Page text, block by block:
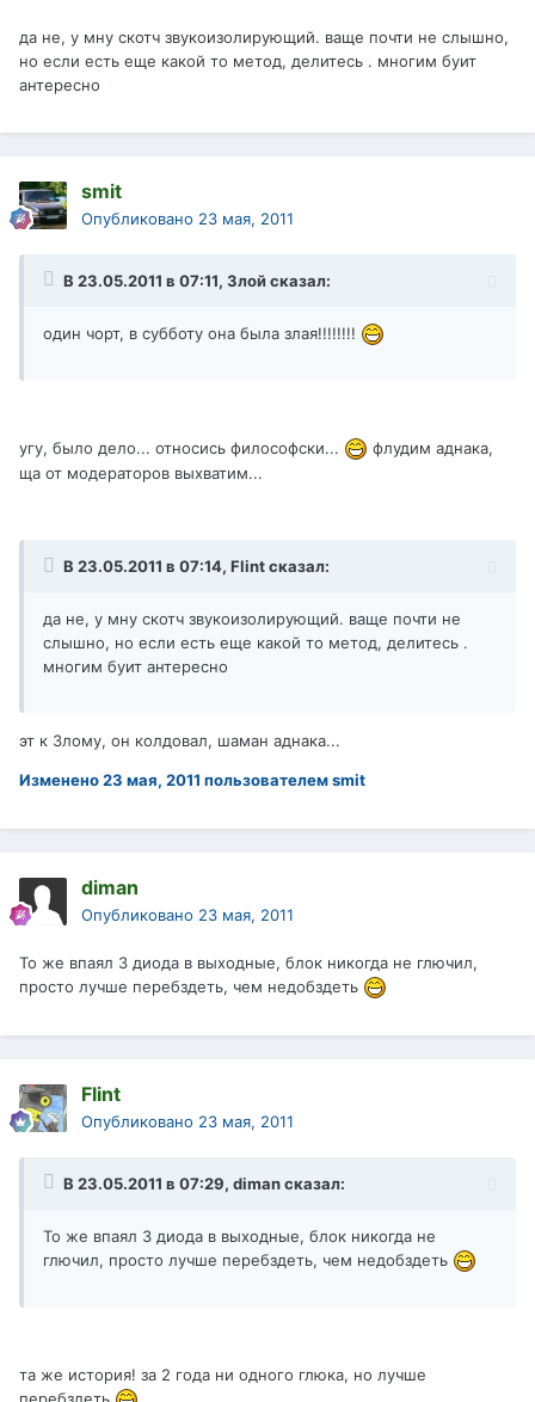
да не, у мну скотч звукоизолирующий. ваще почти не слышно,
но если есть еще какой то метод, делитесь . многим буит
антересно
smit
Опубликовано 23 мая, 2011
В 23.05.2011 в 07:11, Злой сказал:
один чорт, в субботу она была злая!!!!!!!!
угу, было дело... относись философски...
флудим аднака,
ща от модераторов выхватим...
В 23.05.2011 в 07:14, Flint сказал:
да не, у мну скотч звукоизолирующий. ваще почти не
слышно, но если есть еще какой то метод, делитесь .
многим буит антересно
эт к Злому, он колдовал, шаман аднака...
Изменено23 мая, 2011 пользователем smit
diman
Опубликовано 23 мая, 2011
То же впаял 3 диода в выходные, блок никогда не глючил,
просто лучше перебздеть, чем недобздеть
Flint
Опубликовано 23 мая, 2011
В 23.05.2011 в 07:29, diman сказал:
То же впаял 3 диода в выходные, блок никогда не
глючил, просто лучше перебздеть, чем недобздеть
та же история! за 2 года ни одного глюка, но лучше